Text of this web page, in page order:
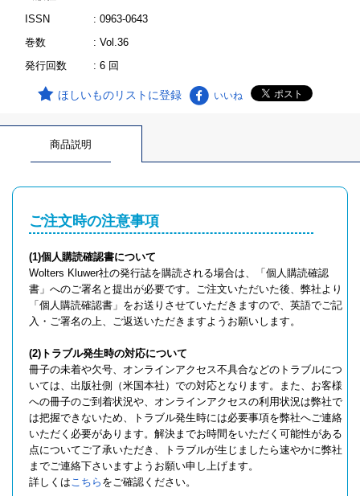
ISSN
: 0963-0643
巻数
: Vol.36
発行回数
: 6 回
ほしいものリストに登録 いいね
商品説明
ご注文時の注意事項
(1)個人購読確認書について
Wolters Kluwer社の発行誌を購読される場合は、「個人購読確認
書」へのご署名と提出が必要です。ご注文いただいた後、弊社より
「個人購読確認書」をお送りさせていただきますので、英語でご記
入・ご署名の上、ご返送いただきますようお願いします。
(2)トラブル発生時の対応について
冊子の未着や欠号、オンラインアクセス不具合などのトラブルにつ
いては、出版社側（米国本社）での対応となります。また、お客様
への冊子のご到着状況や、オンラインアクセスの利用状況は弊社で
は把握できないため、トラブル発生時には必要事項を弊社へご連絡
いただく必要があります。解決までお時間をいただく可能性がある
点についてご了承いただき、トラブルが生じましたら速やかに弊社
までご連絡下さいますようお願い申し上げます。
詳しくはこちら をご確認ください。